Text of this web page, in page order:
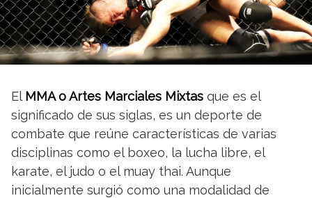
El MMA o Artes Marciales Mixtas que es el
significado de sus siglas, es un deporte de
combate que reúne características de varias
disciplinas como el boxeo, la lucha libre, el
karate, el judo o el muay thai. Aunque
inicialmente surgió como una modalidad de